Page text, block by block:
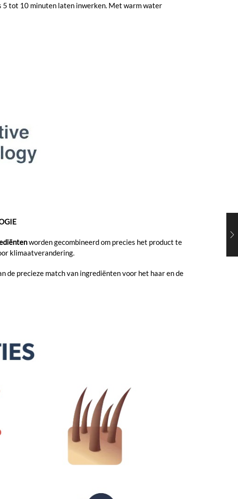
5 tot 10 minuten laten inwerken. Met warm water
worden gecombineerd om precies het product te
klimaatverandering.
de precieze match van ingrediënten voor het haar en de